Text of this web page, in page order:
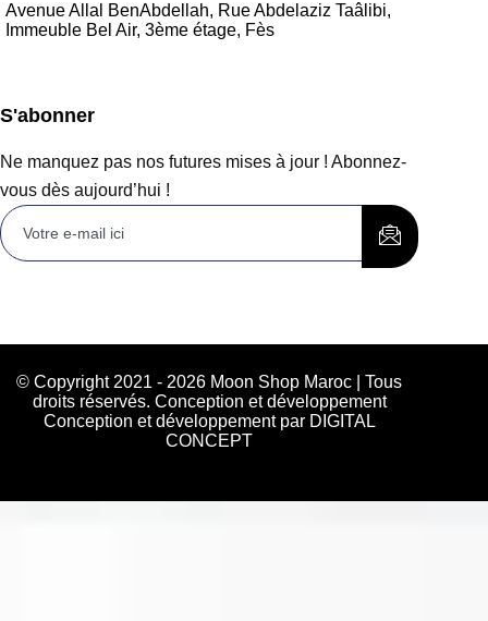
Avenue Allal BenAbdellah, Rue Abdelaziz Taâlibi,
Immeuble Bel Air, 3ème étage, Fès
S'abonner
Ne manquez pas nos futures mises à jour ! Abonnez-
vous dès aujourd’hui !
© Copyright 2021 - 2026 Moon Shop Maroc | Tous
droits réservés. Conception et développement
Conception et développement par DIGITAL
CONCEPT